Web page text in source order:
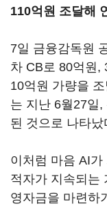
110억원 조달해
7일 금융감독원
차 CB로 80억원,
10억원 가량을
는 지난 6월27일
된 것으로 나타났
이처럼 마음 AI
적자가 지속되는
영자금을 마련하